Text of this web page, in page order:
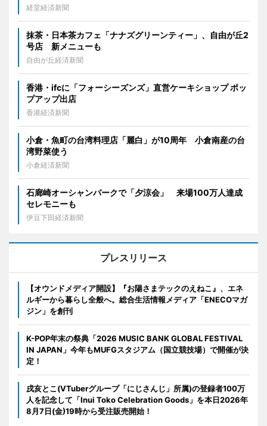
経堂経済新聞
抹茶・日本茶カフェ「ナナズグリーンティー」、自由が丘2
号店 新メニューも
自由が丘経済新聞
香港・ifcに「フォーシーズンズ」直営ケーキショップ ポッ
プアップ出店
香港経済新聞
小倉・魚町の台湾料理店「麗白」が10周年 小倉南産の台
湾野菜使う
小倉経済新聞
石廊崎オーシャンパークで「夕涼会」 来場100万人達成
セレモニーも
伊豆下田経済新聞
プレスリリース
【オウンドメディア開設】『お陽さまテックのえねこ』、エネ
ルギーから暮らし全般へ。総合生活情報メディア「ENECOマガ
ジン」を創刊
K-POP年末の祭典「2026 MUSIC BANK GLOBAL FESTIVAL
IN JAPAN」今年もMUFGスタジアム（国立競技場）で開催が決
定！
戌亥とこ(VTuberグループ「にじさんじ」所属)の登録者100万
人を記念して「Inui Toko Celebration Goods」を本日2026年
8月7日(金)19時から受注販売開始！